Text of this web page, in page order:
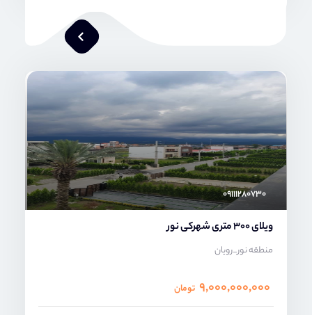
محمد صنعتی
۰۹۱۱۱۲۸۰۷۳۰
ویلای 300 متری شهرکی نور
منطقه نور_رویان
۹,۰۰۰,۰۰۰,۰۰۰ تومان